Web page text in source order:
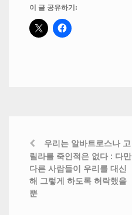
이 글 공유하기:
우리는 알바트로스나 고
릴라를 죽인적은 없다 : 다만
다른 사람들이 우리를 대신
해 그렇게 하도록 허락했을
뿐